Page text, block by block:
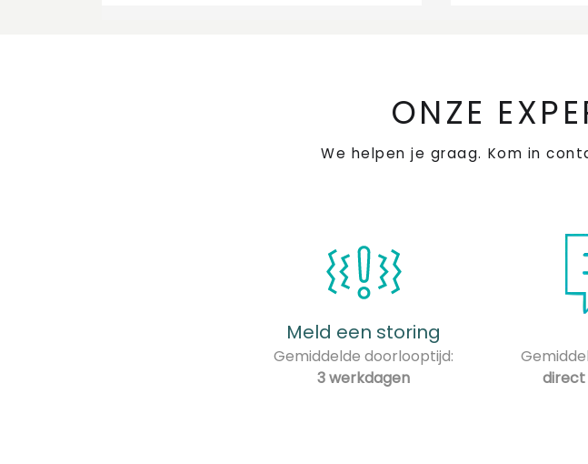
ONZE
We helpen je graag. Kom in
Meld een storing
Gemiddelde doorlooptijd:
3 werkdagen
direct